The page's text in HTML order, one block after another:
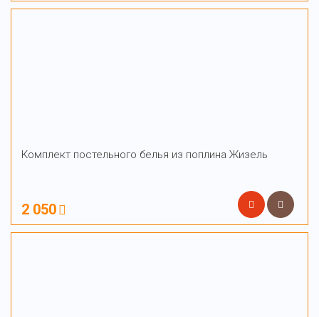
Комплект постельного белья из поплина Жизель
2 050